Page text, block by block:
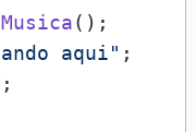
Musica();
aqui" ;
;